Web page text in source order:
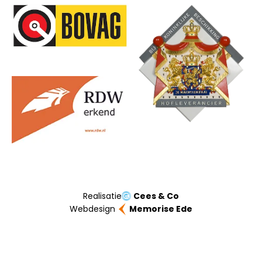
Onze partners
Realisatie
Cees & Co
Webdesign
Memorise Ede